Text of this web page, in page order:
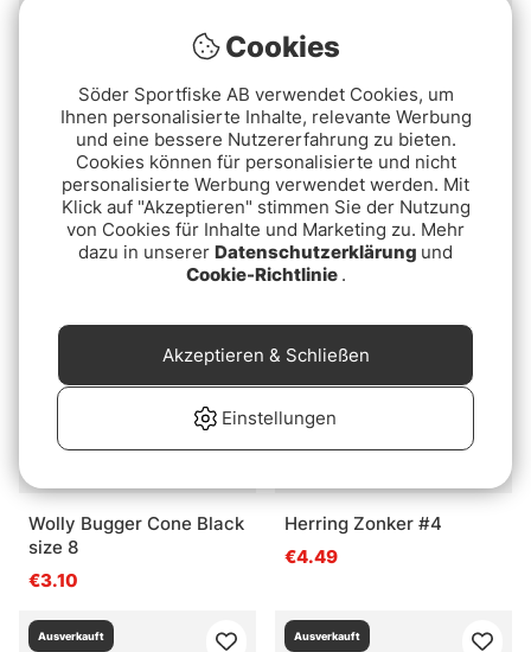
Guideline Suck On This
Olive
€4.49
Mickey Finn
€4.49
Wolly Bugger Cone Black
size 8
€3.10
Ausverkauft
Herring Zonker #4
€4.49
Ausverkauft Ausverkauft
Cookies
Söder Sportfiske AB verwendet Cookies, um
Ihnen personalisierte Inhalte, relevante Werbung
und eine bessere Nutzererfahrung zu bieten.
Cookies können für personalisierte und nicht
personalisierte Werbung verwendet werden. Mit
Klick auf "Akzeptieren" stimmen Sie der Nutzung
von Cookies für Inhalte und Marketing zu. Mehr
dazu in unserer Datenschutzerklärung und
Cookie-Richtlinie .
Einstellungen
Akzeptieren & Schließen